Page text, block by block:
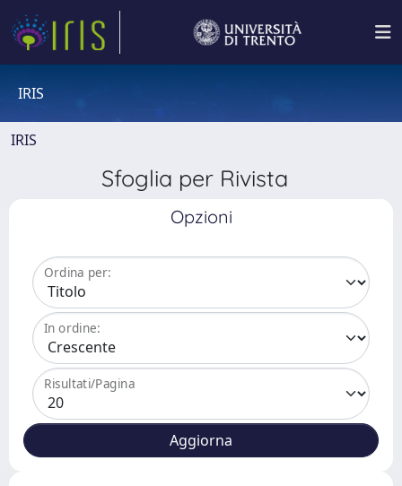
IRIS
IRIS
Sfoglia per Rivista
Opzioni
Ordina per:
In ordine:
Risultati/Pagina